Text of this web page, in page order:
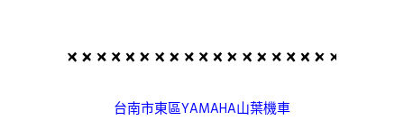
台南市東區YAMAHA山葉機車